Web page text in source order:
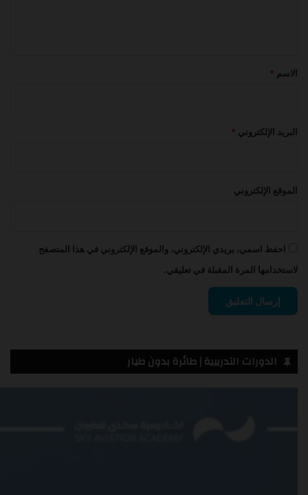
*الاسم *
البريد الإلكتروني *
الموقع الإلكتروني
احفظ اسمي، بريدي الإلكتروني، والموقع الإلكتروني في هذا المتصفح
لاستخدامها المرة المقبلة في تعليقي.
الدورات التدريبية | طائرة بدون طيار